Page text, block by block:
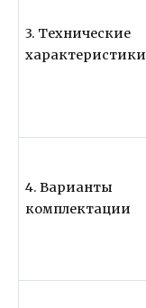
3. Технические
характеристики
4. Варианты
комплектации